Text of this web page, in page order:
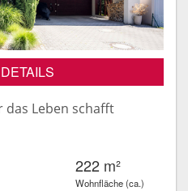
das Leben schafft
222 m²
Wohnfläche (ca.)